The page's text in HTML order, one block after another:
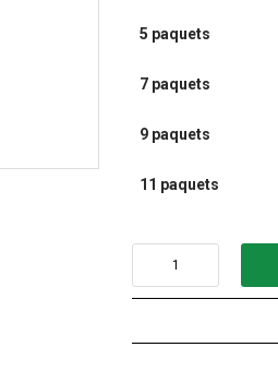
5 paquets
7 paquets
9 paquets
11 paquets